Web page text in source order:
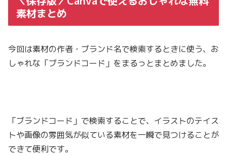
素材まとめ
今回は素材の作者・ブランド名で検索するときに使う、お
しゃれな「ブランドコード」をまるっとまとめました。
「ブランドコード」で検索することで、イラストのテイス
トや画像の雰囲気が似ている素材を一瞬で見つけることが
できて便利です。